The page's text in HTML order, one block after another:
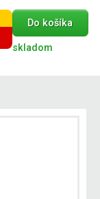
Do košíka
skladom